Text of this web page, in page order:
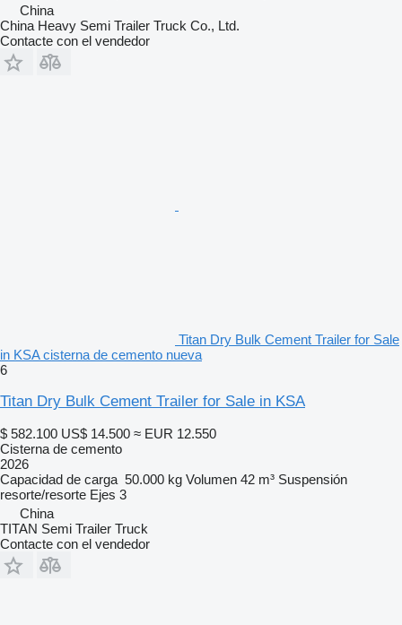
China
China Heavy Semi Trailer Truck Co., Ltd.
Contacte con el vendedor
Titan Dry Bulk Cement Trailer for Sale
in KSA cisterna de cemento nueva
6
Titan Dry Bulk Cement Trailer for Sale in KSA
$ 582.100 US$ 14.500 ≈ EUR 12.550
Cisterna de cemento
2026
Capacidad de carga 50.000 kg Volumen 42 m³ Suspensión
resorte/resorte Ejes 3
China
TITAN Semi Trailer Truck
Contacte con el vendedor